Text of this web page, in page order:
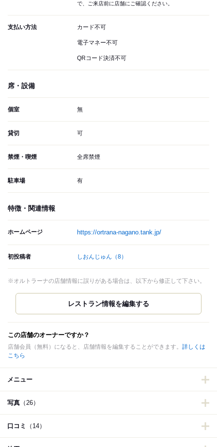
で、ご来店前に店舗にご確認ください。
支払い方法 カード不可
電子マネー不可
QRコード決済不可
席・設備
個室 無
貸切 可
禁煙・喫煙 全席禁煙
駐車場 有
特徴・関連情報
ホームページ https://ortrana-nagano.tank.jp/
初投稿者 しおんじゅん （8）
※オルトラーナの店舗情報に誤りがある場合は、以下から修正して下さい。
この店舗のオーナーですか？
店舗会員（無料）になると、店舗情報を編集することができます。 詳しくは
こちら
メニュー
写真 （26）
口コミ （14）